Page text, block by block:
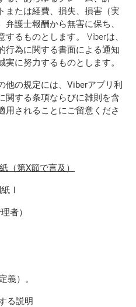
または経費、損失、損害（実
護士報酬から無害に保ち、
るものとします。 Viberは、
行為に関する書面による通知
に努力するものとします。
他の規定には、Viberアプリ利
関する条項ならびに雑則を含
用されることにご留意くださ
（第X節で言及）
Ⅰ
理者）
義）。
る説明